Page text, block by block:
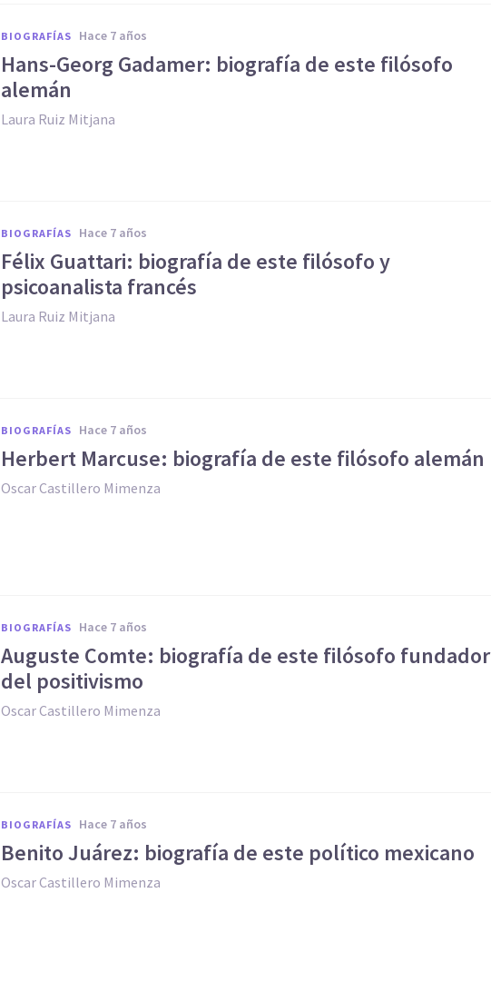
BIOGRAFÍAS hace 7 años
Hans-Georg Gadamer: biografía de este filósofo
alemán
Laura Ruiz Mitjana
BIOGRAFÍAS hace 7 años
Félix Guattari: biografía de este filósofo y
psicoanalista francés
Laura Ruiz Mitjana
BIOGRAFÍAS hace 7 años
Herbert Marcuse: biografía de este filósofo alemán
Oscar Castillero Mimenza
BIOGRAFÍAS hace 7 años
Auguste Comte: biografía de este filósofo fundador
del positivismo
Oscar Castillero Mimenza
BIOGRAFÍAS hace 7 años
Benito Juárez: biografía de este político mexicano
Oscar Castillero Mimenza